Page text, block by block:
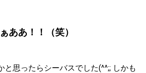
ああ！！（笑）
と思ったらシーバスでした(^^;; しかも